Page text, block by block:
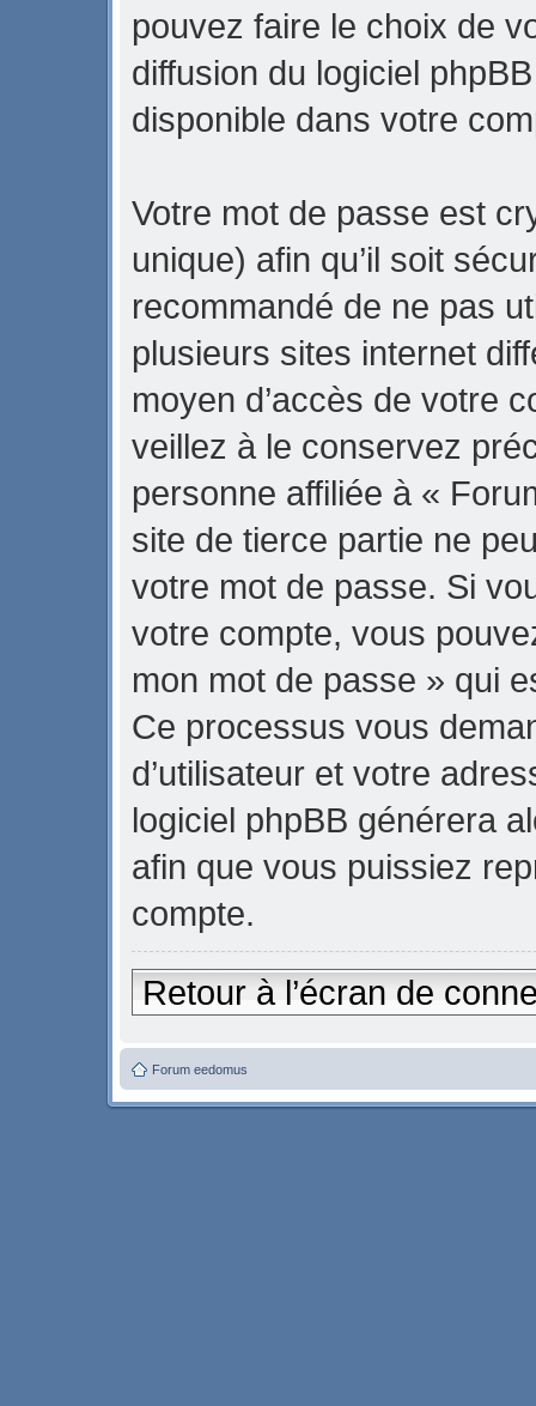
pouvez faire le choix de
diffusion du logiciel
disponible dans votre
Votre mot de passe est
unique) afin qu’il soit
recommandé de ne pas
plusieurs sites internet
moyen d’accès de votre
veillez à le conservez
personne affiliée à «
site de tierce partie ne
votre mot de passe. Si
votre compte, vous
mon mot de passe » qui
Ce processus vous
d’utilisateur et votre
logiciel phpBB générera
afin que vous puissiez
compte.
Retour à l’écran de
Forum eedomus